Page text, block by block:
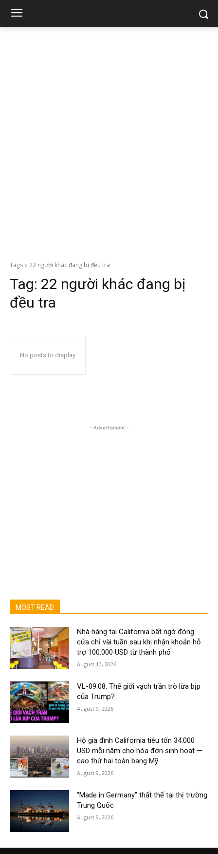
Tags 22 người khác đang bị đều tra
Tag: 22 người khác đang bị
đều tra
No posts to display
- Advertisment -
MOST READ
Nhà hàng tại California bất ngờ đóng
cửa chỉ vài tuần sau khi nhận khoản hỗ
trợ 100.000 USD từ thành phố
August 10, 2026
VL-09.08: Thế giới vạch trần trò lừa bịp
của Trump?
August 9, 2026
Hộ gia đình California tiêu tốn 34.000
USD mỗi năm cho hóa đơn sinh hoạt —
cao thứ hai toàn bang Mỹ
August 9, 2026
“Made in Germany” thất thế tại thị trường
Trung Quốc
August 9, 2026